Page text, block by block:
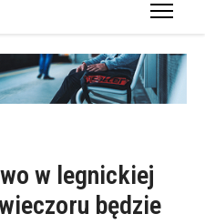
w legnickiej
będzie